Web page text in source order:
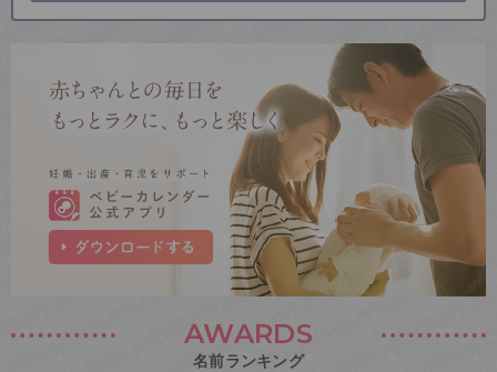
AWARDS
名前ランキング